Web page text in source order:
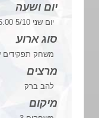
יום ושעה
סוג ארוע
משחק תפקידים שולחני
מרצים